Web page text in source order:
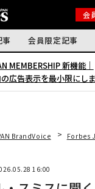
会
事 会員限定記事
MEMBERSHIP 新機能｜
広告表示を最小限にし
BrandVoice Forbes
16:00